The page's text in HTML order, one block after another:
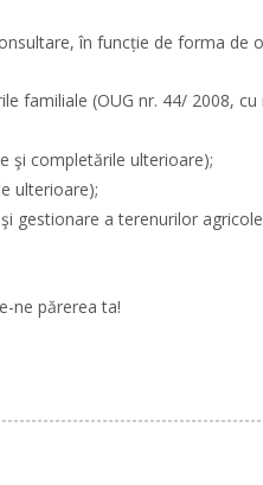
în funcție de forma de
familiale (OUG nr. 44/ 2008,
şi completările ulterioare);
ulterioare);
gestionare a terenurilor
ne părerea ta!